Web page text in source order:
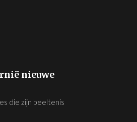
nieuwe
die zijn beeltenis